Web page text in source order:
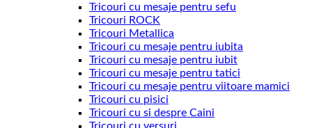
Tricouri cu mesaje pentru sefu
Tricouri ROCK
Tricouri Metallica
Tricouri cu mesaje pentru iubita
Tricouri cu mesaje pentru iubit
Tricouri cu mesaje pentru tatici
Tricouri cu mesaje pentru viitoare mamici
Tricouri cu pisici
Tricouri cu si despre Caini